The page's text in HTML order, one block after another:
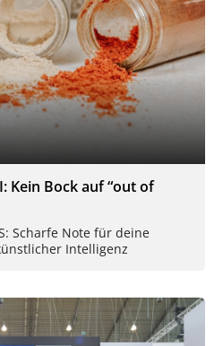
Kein Bock auf “out of
Scharfe Note für deine
Intelligenz